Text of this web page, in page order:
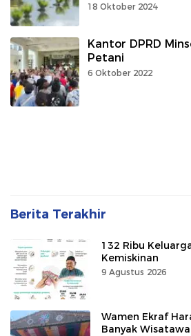
18 Oktober 2024
Kantor DPRD
Petani
6 Oktober 2022
Berita Terakhir
132 Ribu
Kemiskinan
9 Agustus 2026
Wamen Ekraf
Banyak